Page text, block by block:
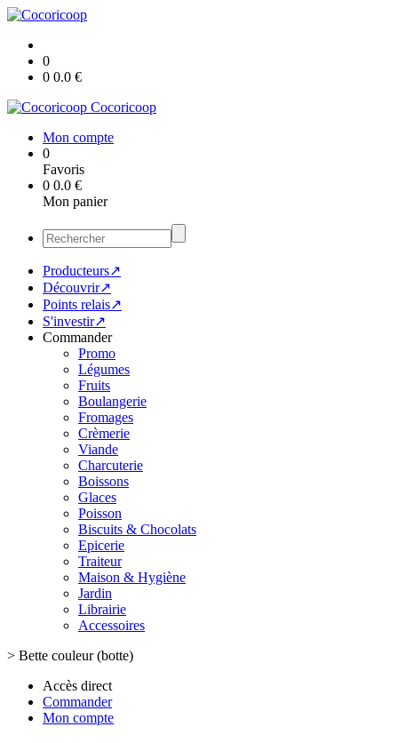
0
0 0.0 €
Cocoricoop
Mon compte
0
Favoris
0 0.0 €
Mon panier
Producteurs↗
Découvrir↗
Points relais↗
S'investir↗
Commander
Promo
Légumes
Fruits
Boulangerie
Fromages
Crèmerie
Viande
Charcuterie
Boissons
Glaces
Poisson
Biscuits & Chocolats
Epicerie
Traiteur
Maison & Hygiène
Jardin
Librairie
Accessoires
> Bette couleur (botte)
Accès direct
Commander
Mon compte